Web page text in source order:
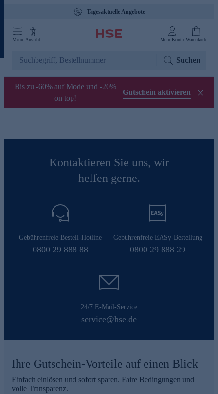
Tagesaktuelle Angebote
Menü Ansicht Mein Konto Warenkorb
Suchen
Bis zu -60% auf Mode und -20%
on top!
Gutschein aktivieren
Kontaktieren Sie uns, wir
helfen gerne.
Gebührenfreie Bestell-Hotline
0800 29 888 88
Gebührenfreie EASy-Bestellung
0800 29 888 29
24/7 E-Mail-Service
service@hse.de
Ihre Gutschein-Vorteile auf einen Blick
Einfach einlösen und sofort sparen. Faire Bedingungen und
volle Transparenz.